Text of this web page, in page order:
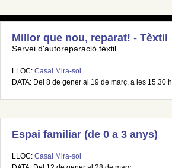
Millor que nou, reparat! - Tèxtil
Servei d'autoreparació tèxtil
LLOC: Casal Mira-sol
DATA: Del 8 de gener al 19 de març, a les 15.30 h
Espai familiar (de 0 a 3 anys)
LLOC: Casal Mira-sol